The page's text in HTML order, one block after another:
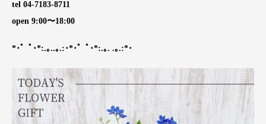
tel 04-7183-8711
open 9:00〜18:00
*･゜ﾟ･*:.｡..｡.:･*･゜ﾟ･*:.｡. .｡.:*･